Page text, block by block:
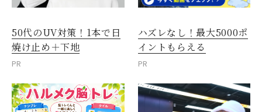
50代のUV対策！1本で日
焼け止め＋下地
PR
ハズレなし！最大5000ポ
イントもらえる
PR